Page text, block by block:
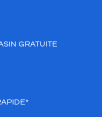
GRATUITE